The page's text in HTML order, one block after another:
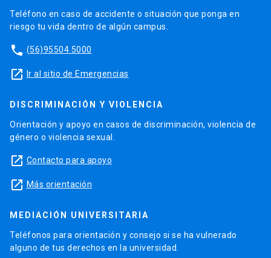
Teléfono en caso de accidente o situación que ponga en
riesgo tu vida dentro de algún campus.
phone (56)95504 5000
launch Ir al sitio de Emergencias
DISCRIMINACIÓN Y VIOLENCIA
Orientación y apoyo en casos de discriminación, violencia de
género o violencia sexual.
launch Contacto para apoyo
launch Más orientación
MEDIACIÓN UNIVERSITARIA
Teléfonos para orientación y consejo si se ha vulnerado
alguno de tus derechos en la universidad.